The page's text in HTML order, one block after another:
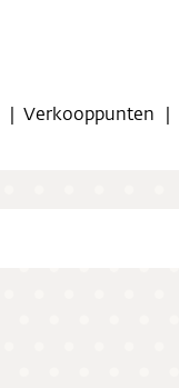
Verkooppunten